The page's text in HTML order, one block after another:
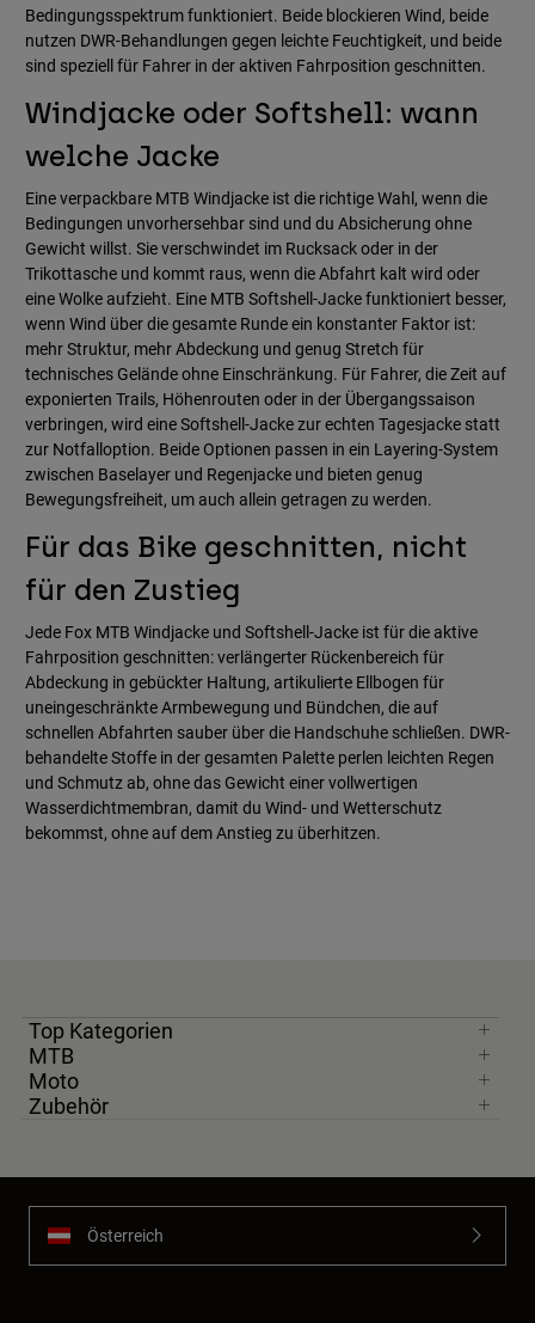
Bedingungsspektrum funktioniert. Beide blockieren Wind, beide
nutzen DWR-Behandlungen gegen leichte Feuchtigkeit, und beide
sind speziell für Fahrer in der aktiven Fahrposition geschnitten.
Windjacke oder Softshell: wann
welche Jacke
Eine verpackbare MTB Windjacke ist die richtige Wahl, wenn die
Bedingungen unvorhersehbar sind und du Absicherung ohne
Gewicht willst. Sie verschwindet im Rucksack oder in der
Trikottasche und kommt raus, wenn die Abfahrt kalt wird oder
eine Wolke aufzieht. Eine MTB Softshell-Jacke funktioniert besser,
wenn Wind über die gesamte Runde ein konstanter Faktor ist:
mehr Struktur, mehr Abdeckung und genug Stretch für
technisches Gelände ohne Einschränkung. Für Fahrer, die Zeit auf
exponierten Trails, Höhenrouten oder in der Übergangssaison
verbringen, wird eine Softshell-Jacke zur echten Tagesjacke statt
zur Notfalloption. Beide Optionen passen in ein Layering-System
zwischen Baselayer und Regenjacke und bieten genug
Bewegungsfreiheit, um auch allein getragen zu werden.
Für das Bike geschnitten, nicht
für den Zustieg
Jede Fox MTB Windjacke und Softshell-Jacke ist für die aktive
Fahrposition geschnitten: verlängerter Rückenbereich für
Abdeckung in gebückter Haltung, artikulierte Ellbogen für
uneingeschränkte Armbewegung und Bündchen, die auf
schnellen Abfahrten sauber über die Handschuhe schließen. DWR-
behandelte Stoffe in der gesamten Palette perlen leichten Regen
und Schmutz ab, ohne das Gewicht einer vollwertigen
Wasserdichtmembran, damit du Wind- und Wetterschutz
bekommst, ohne auf dem Anstieg zu überhitzen.
Top Kategorien
MTB
Moto
Zubehör
Österreich